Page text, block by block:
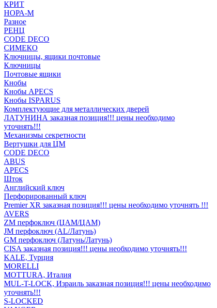
КРИТ
НОРА-М
Разное
РЕНЦ
СODE DECO
СИМЕКО
Ключницы, ящики почтовые
Ключницы
Почтовые ящики
Кнобы
Кнобы APECS
Кнобы ISPARUS
Комплектующие для металлических дверей
ЛАТУНИНА заказная позиция!!! цены необходимо
уточнять!!!
Механизмы секретности
Вертушки для ЦМ
CODE DECO
ABUS
APECS
Шток
Английский ключ
Перфорированный ключ
Premier XR заказная позиция!!! цены необходимо уточнять !!!
AVERS
ZM перфоключ (ЦАМ/ЦАМ)
JМ перфоключ (АL/Латунь)
GM перфоключ (Латунь/Латунь)
CISA заказная позиция!!! цены необходимо уточнять!!!
KALE, Турция
MORELLI
MOTTURA, Италия
MUL-T-LOCK, Израиль заказная позиция!!! цены необходимо
уточнять!!!
S-LOCKED